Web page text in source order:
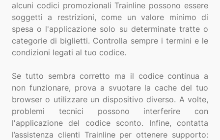
alcuni codici promozionali Trainline possono essere
soggetti a restrizioni, come un valore minimo di
spesa o l'applicazione solo su determinate tratte o
categorie di biglietti. Controlla sempre i termini e le
condizioni legati al tuo codice.
Se tutto sembra corretto ma il codice continua a
non funzionare, prova a svuotare la cache del tuo
browser o utilizzare un dispositivo diverso. A volte,
problemi tecnici possono interferire con
l'applicazione del codice sconto. Infine, contatta
l’assistenza clienti Trainline per ottenere supporto: